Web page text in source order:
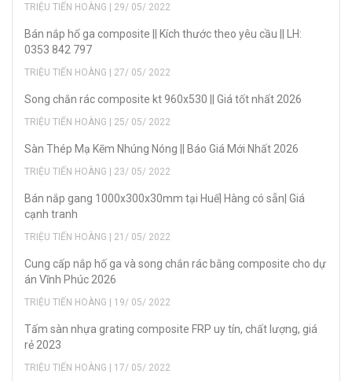
TRIỆU TIẾN HOÀNG | 29/ 05/ 2022
Bán nắp hố ga composite || Kích thước theo yêu cầu || LH:
0353 842 797
TRIỆU TIẾN HOÀNG | 27/ 05/ 2022
Song chắn rác composite kt 960x530 || Giá tốt nhất 2026
TRIỆU TIẾN HOÀNG | 25/ 05/ 2022
Sàn Thép Mạ Kẽm Nhúng Nóng || Báo Giá Mới Nhất 2026
TRIỆU TIẾN HOÀNG | 23/ 05/ 2022
Bán nắp gang 1000x300x30mm tại Huế| Hàng có sẵn| Giá
cạnh tranh
TRIỆU TIẾN HOÀNG | 21/ 05/ 2022
Cung cấp nắp hố ga và song chắn rác bằng composite cho dự
án Vĩnh Phúc 2026
TRIỆU TIẾN HOÀNG | 19/ 05/ 2022
Tấm sàn nhựa grating composite FRP uy tín, chất lượng, giá
rẻ 2023
TRIỆU TIẾN HOÀNG | 17/ 05/ 2022